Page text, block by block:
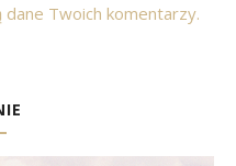
Twoich komentarzy.